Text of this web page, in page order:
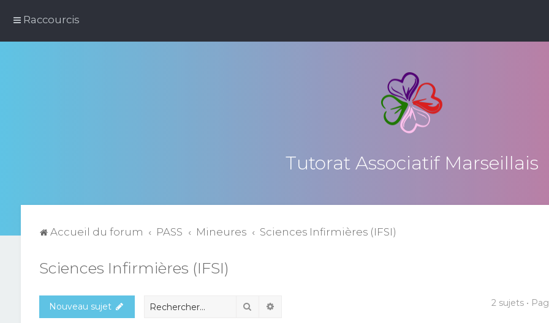
Raccourcis
Tutorat Associatif Marseillais
Accueil du forum PASS Mineures Sciences Infirmières (IFSI)
Sciences Infirmières (IFSI)
Nouveau sujet Rechercher 2 sujets •